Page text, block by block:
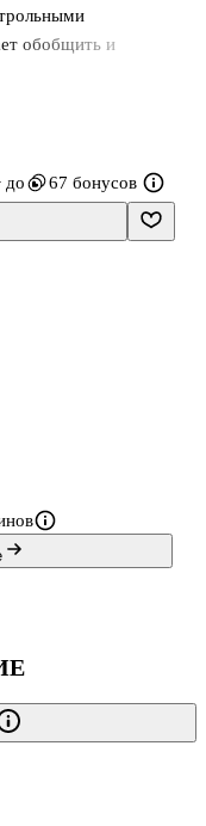
обобщить и
основной школы.
работы и о
ответы на все
таблицы. Пособие
подгото
до 67 бонусов